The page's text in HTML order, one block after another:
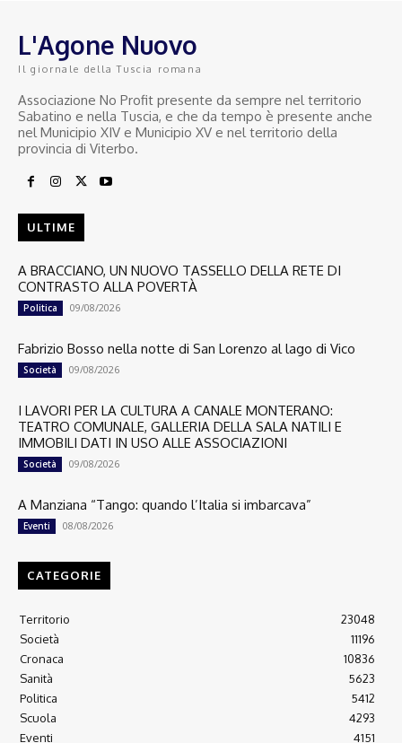
L'Agone Nuovo
Il giornale della Tuscia romana
Associazione No Profit presente da sempre nel territorio
Sabatino e nella Tuscia, e che da tempo è presente anche
nel Municipio XIV e Municipio XV e nel territorio della
provincia di Viterbo.
ULTIME
A BRACCIANO, UN NUOVO TASSELLO DELLA RETE DI
CONTRASTO ALLA POVERTÀ
Politica 09/08/2026
Fabrizio Bosso nella notte di San Lorenzo al lago di Vico
Società 09/08/2026
I LAVORI PER LA CULTURA A CANALE MONTERANO:
TEATRO COMUNALE, GALLERIA DELLA SALA NATILI E
IMMOBILI DATI IN USO ALLE ASSOCIAZIONI
Società 09/08/2026
A Manziana “Tango: quando l’Italia si imbarcava”
Eventi 08/08/2026
CATEGORIE
Territorio
23048
Società
11196
Cronaca
10836
Sanità
5623
Politica
5412
Scuola
4293
Eventi
4151